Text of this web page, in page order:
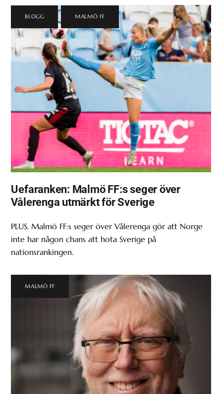
BLOGG MALMÖ FF
Uefaranken: Malmö FF:s seger över
Vålerenga utmärkt för Sverige
PLUS. Malmö FF:s seger över Vålerenga gör att Norge
inte har någon chans att hota Sverige på
nationsrankingen.
MALMÖ FF